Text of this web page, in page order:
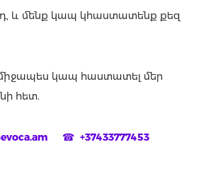
և մենք կապ կհաստատենք քեզ
կապ հաստատել մեր
հետ.
☎ +37433777453